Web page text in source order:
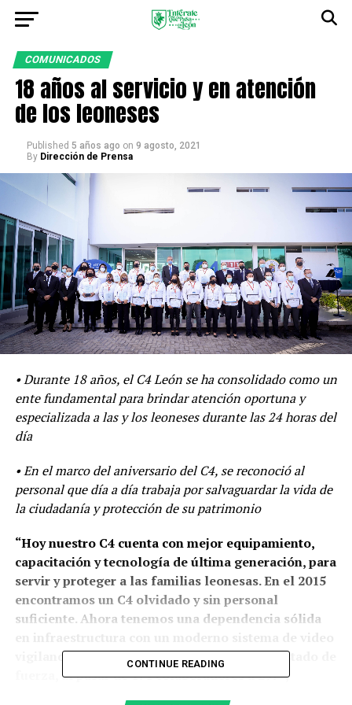
COMUNICADOS
18 años al servicio y en atención
de los leoneses
Published 5 años ago on 9 agosto, 2021
By Dirección de Prensa
• Durante 18 años, el C4 León se ha consolidado como un
ente fundamental para brindar atención oportuna y
especializada a las y los leoneses durante las 24 horas del
día
• En el marco del aniversario del C4, se reconoció al
personal que día a día trabaja por salvaguardar la vida de
la ciudadanía y protección de su patrimonio
“Hoy nuestro C4 cuenta con mejor equipamiento,
capacitación y tecnología de última generación, para
servir y proteger a las familias leonesas. En el 2015
encontramos un C4 olvidado y sin personal
suficiente. Ahora tenemos una dependencia sólida
vigilancia. Además incrementamos 74 % el estado de
fuerza, al pasar de 171 colaboradores a 297”,
CONTINUE READING